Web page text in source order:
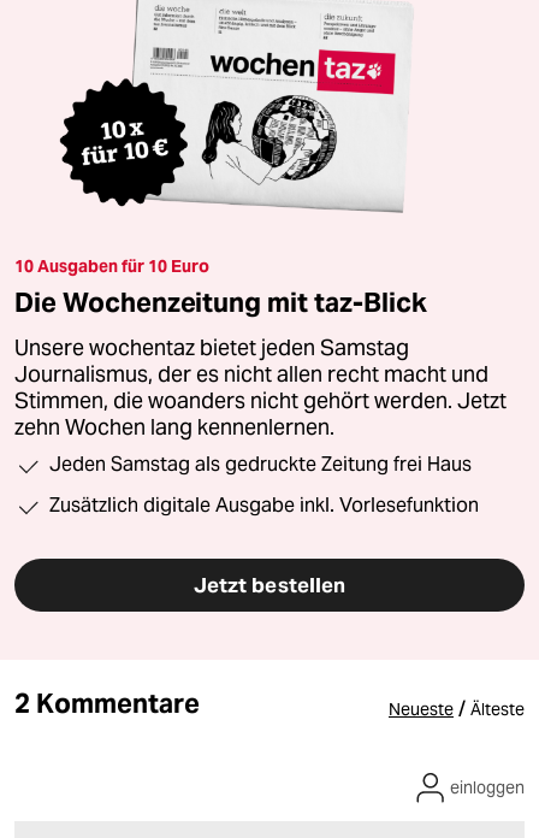
10 Ausgaben für 10 Euro
Die Wochenzeitung mit taz-Blick
Unsere wochentaz bietet jeden Samstag
Journalismus, der es nicht allen recht macht und
Stimmen, die woanders nicht gehört werden. Jetzt
zehn Wochen lang kennenlernen.
Jeden Samstag als gedruckte Zeitung frei Haus
Zusätzlich digitale Ausgabe inkl. Vorlesefunktion
Jetzt bestellen
2 Kommentare Neueste / Älteste
einloggen